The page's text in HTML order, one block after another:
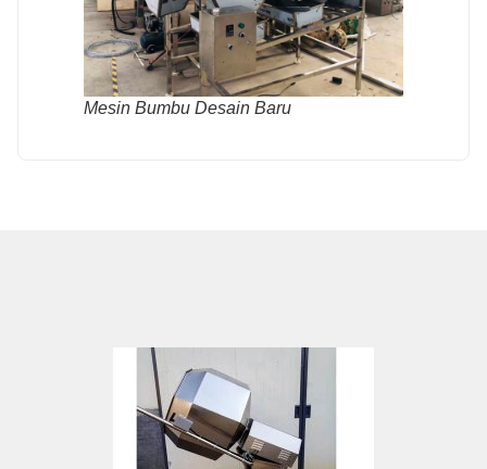
Mesin Bumbu Desain Baru